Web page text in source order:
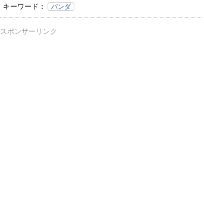
キーワード： パンダ
スポンサーリンク